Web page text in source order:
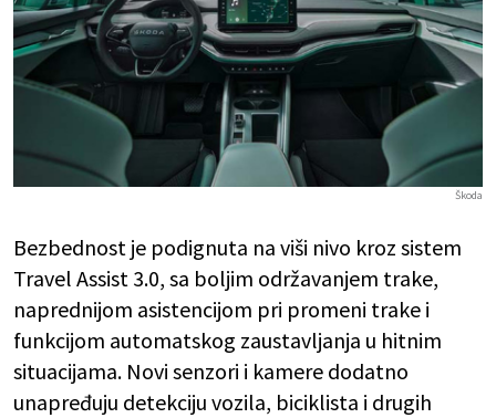
Škoda
Bezbednost je podignuta na viši nivo kroz sistem
Travel Assist 3.0, sa boljim održavanjem trake,
naprednijom asistencijom pri promeni trake i
funkcijom automatskog zaustavljanja u hitnim
situacijama. Novi senzori i kamere dodatno
unapređuju detekciju vozila, biciklista i drugih